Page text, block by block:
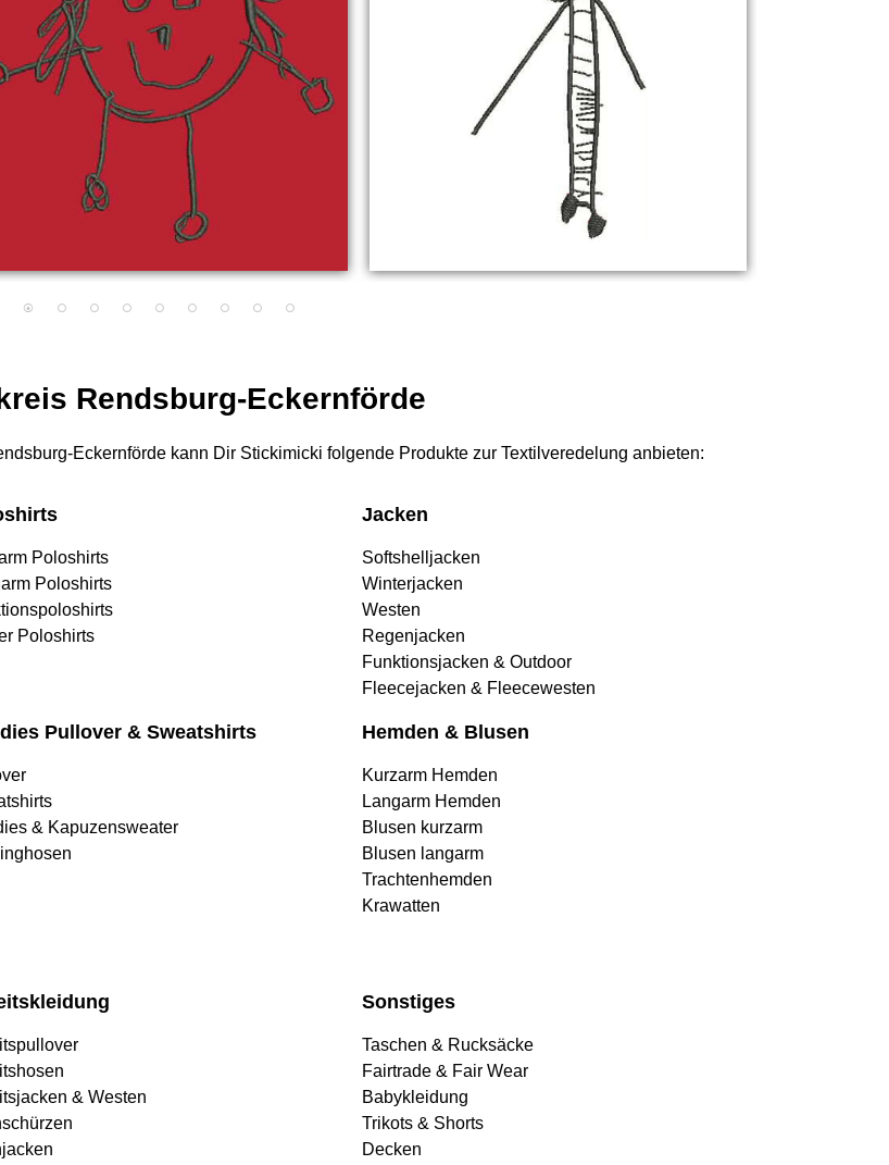
Rendsburg-Eckernförde
Eckernförde kann Dir Stickimicki folgende Produkte zur Textilveredelung anbieten:
Poloshirts
Poloshirts
Poloshirts
Jacken
Softshelljacken
Winterjacken
Westen
Regenjacken
Funktionsjacken & Outdoor
Fleecejacken & Fleecewesten
Pullover & Sweatshirts
& Kapuzensweater
Hemden & Blusen
Kurzarm Hemden
Langarm Hemden
Blusen kurzarm
Blusen langarm
Trachtenhemden
Krawatten
& Westen
Sonstiges
Taschen & Rucksäcke
Fairtrade & Fair Wear
Babykleidung
Trikots & Shorts
Decken